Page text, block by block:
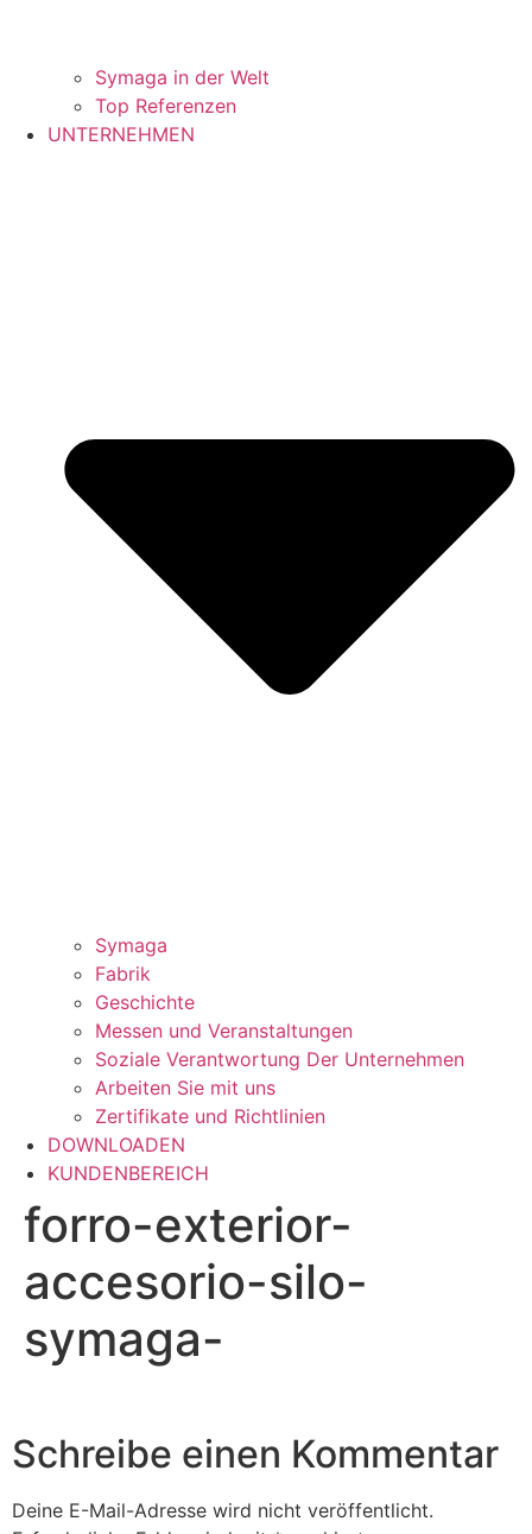
Symaga in der Welt
Top Referenzen
UNTERNEHMEN
Symaga
Fabrik
Geschichte
Messen und Veranstaltungen
Soziale Verantwortung Der Unternehmen
Arbeiten Sie mit uns
Zertifikate und Richtlinien
DOWNLOADEN
KUNDENBEREICH
forro-exterior-
accesorio-silo-
symaga-
Schreibe einen Kommentar
Deine E-Mail-Adresse wird nicht veröffentlicht.